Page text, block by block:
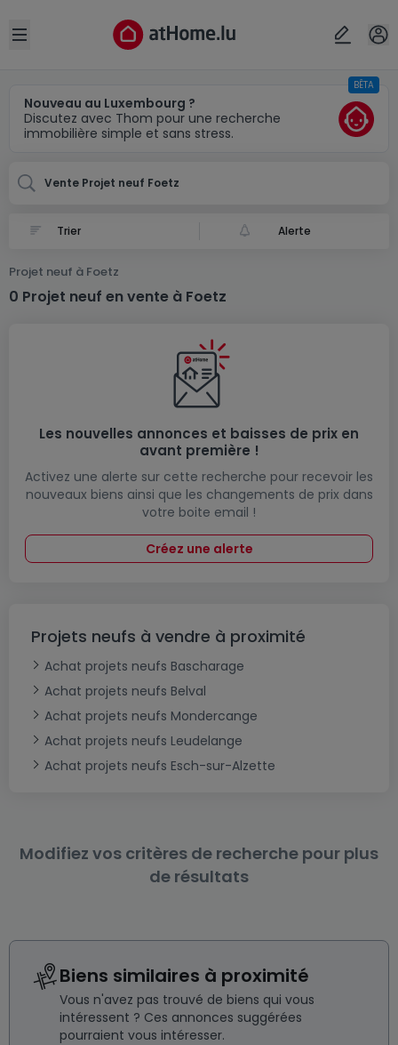
Open sidebar
Nouveau au Luxembourg ?
Discutez avec Thom pour une recherche
immobilière simple et sans stress.
BÊTA
Vente Projet neuf Foetz
Alerte
Projet neuf à Foetz
0 Projet neuf en vente à Foetz
Les nouvelles annonces et baisses de prix en
avant première !
Activez une alerte sur cette recherche pour recevoir les
nouveaux biens ainsi que les changements de prix dans
votre boite email !
Créez une alerte
Projets neufs à vendre à proximité
Achat projets neufs Bascharage
Achat projets neufs Belval
Achat projets neufs Mondercange
Achat projets neufs Leudelange
Achat projets neufs Esch-sur-Alzette
Modifiez vos critères de recherche pour plus
de résultats
Biens similaires à proximité
Vous n'avez pas trouvé de biens qui vous
intéressent ? Ces annonces suggérées
pourraient vous intéresser.
Localité(s)
Annuler OK